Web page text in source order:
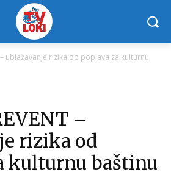
– ublažavanje rizika od poplava za kulturnu
–
rizika od
kulturnu baštinu